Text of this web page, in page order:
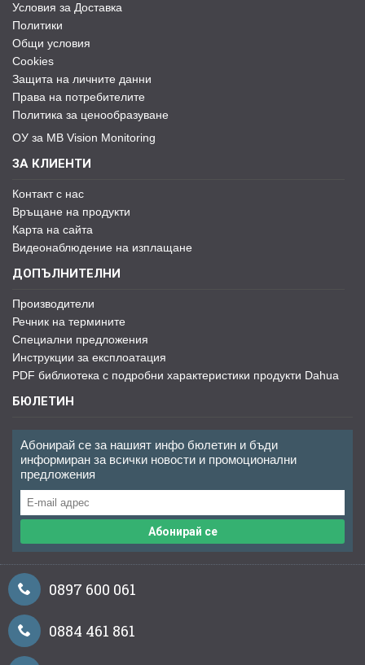
Условия за Доставка
Политики
Общи условия
Cookies
Защита на личните данни
Права на потребителите
Политика за ценообразуване
ОУ за MB Vision Monitoring
ЗА КЛИЕНТИ
Контакт с нас
Връщане на продукти
Карта на сайта
Видеонаблюдение на изплащане
ДОПЪЛНИТЕЛНИ
Производители
Речник на термините
Специални предложения
Инструкции за експлоатация
PDF библиотека с подробни характеристики продукти Dahua
БЮЛЕТИН
Абонирай се за нашият инфо бюлетин и бъди
информиран за всички новости и промоционални
предложения
Абонирай се
0897 600 061
0884 461 861